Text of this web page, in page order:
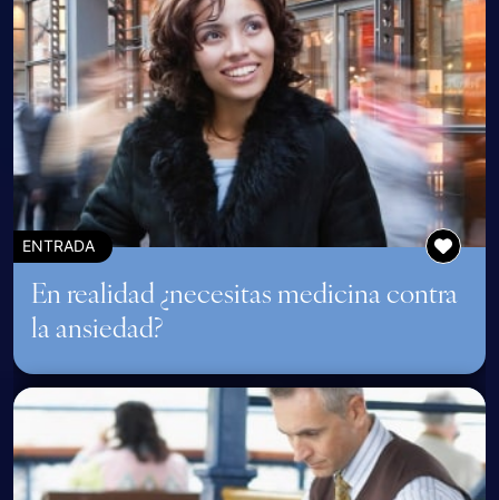
ENTRADA
En realidad ¿necesitas medicina contra
la ansiedad?